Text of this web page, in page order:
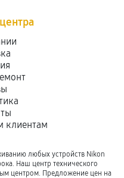
клиентам
любых устройств Nikon
Наш центр технического
центром. Предложение цен на